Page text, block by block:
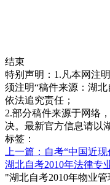
结束
特别声明：1.凡本网注
须注明“稿件来源：湖北
依法追究责任；
2.部分稿件来源于网络
决。最新官方信息请以
标签：
上一篇：自考“中国近
湖北自考2010年法律专
"湖北自考2010年物业